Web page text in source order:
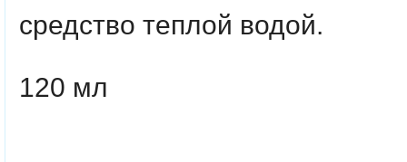
средство теплой водой.
120 мл